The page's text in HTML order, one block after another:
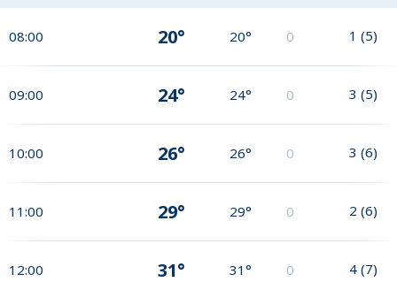
08:00 20° 20° 0 1 (5)
09:00 24° 24° 0 3 (5)
10:00 26° 26° 0 3 (6)
11:00 29° 29° 0 2 (6)
12:00 31° 31° 0 4 (7)